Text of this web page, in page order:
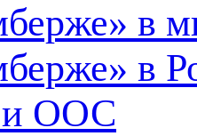
в
в
ООС